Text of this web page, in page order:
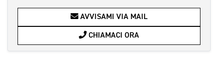
AVVISAMI VIA MAIL
CHIAMACI ORA